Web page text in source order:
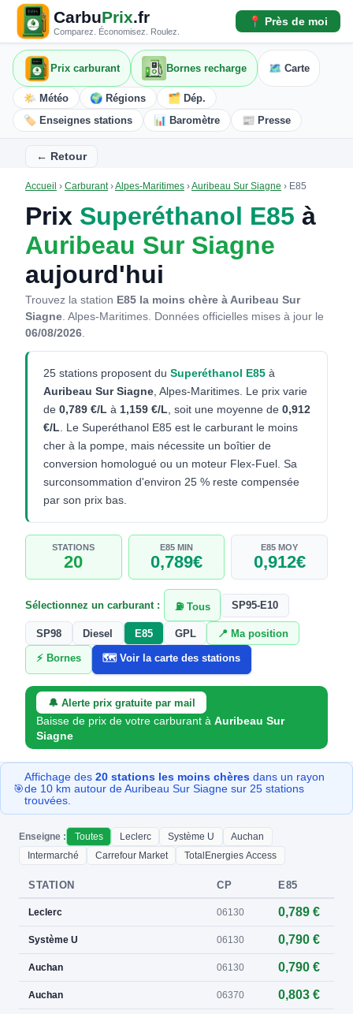
CarbuPrix.fr
Comparez. Économisez. Roulez.
📍 Près de moi
Prix carburant Bornes recharge 🗺️ Carte
🌤️ Météo 🌍 Régions
🗂️ Dép.
🏷️ Enseignes stations
📊 Baromètre 📰 Presse
← Retour
Accueil › Carburant›Alpes-Maritimes ›Auribeau Sur Siagne › E85
Prix Superéthanol E85 à
Auribeau Sur Siagne
aujourd'hui
Trouvez la station E85 la moins chère à Auribeau Sur
Siagne. Alpes-Maritimes. Données officielles mises à jour le
06/08/2026.
25 stations proposent du Superéthanol E85 à
Auribeau Sur Siagne, Alpes-Maritimes. Le prix varie
de 0,789 €/L à 1,159 €/L, soit une moyenne de 0,912
€/L. Le Superéthanol E85 est le carburant le moins
cher à la pompe, mais nécessite un boîtier de
conversion homologué ou un moteur Flex-Fuel. Sa
surconsommation d'environ 25 % reste compensée
par son prix bas.
STATIONS
20
E85 MIN
0,789€
E85 MOY
0,912€
Sélectionnez un carburant : ⛽ Tous SP95-E10
SP98 Diesel E85 GPL 📍 Ma position
⚡ Bornes 🗺️ Voir la carte des stations
🔔 Alerte prix gratuite par mail
Baisse de prix de votre carburant àAuribeau Sur
Siagne
🎯
Affichage des 20 stations les moins chères dans un rayon
de 10 km autour de Auribeau Sur Siagne sur 25 stations
trouvées.
Enseigne : Toutes Leclerc Système U
Auchan
Intermarché
Carrefour Market TotalEnergies Access
STATION CP E85
Leclerc 06130 0,789 €
Système U 06130 0,790 €
Auchan 06130 0,790 €
Auchan 06370 0,803 €